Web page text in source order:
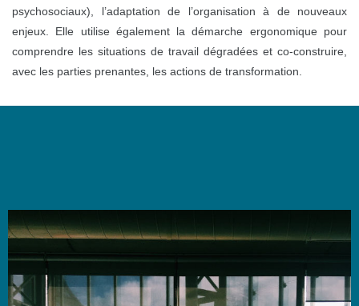
psychosociaux), l’adaptation de l’organisation à de nouveaux
enjeux. Elle utilise également la démarche ergonomique pour
comprendre les situations de travail dégradées et co-construire,
avec les parties prenantes, les actions de transformation.